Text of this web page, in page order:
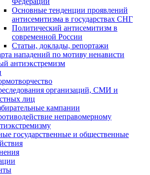
Основные тенденции проявлений
антисемитизма в государствах СНГ
Политический антисемитизм в
современной России
Статьи, доклады, репортажи
нападений по мотиву ненависти
антиэкстремизм
организаций, СМИ и
лиц
кампании
неправомерному
государственные и общественные